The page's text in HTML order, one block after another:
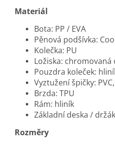
Materiál
Bota: PP / EVA
Pěnová podšívka:
Kolečka: PU
Ložiska: chromovaná
Pouzdra koleček:
Vyztužení špičky:
Brzda: TPU
Rám: hliník
Základní deska /
Rozměry